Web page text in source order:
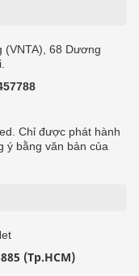
(VNTA), 68 Dương
Chỉ được phát hành
ý bằng văn bản của
(Tp.HCM)